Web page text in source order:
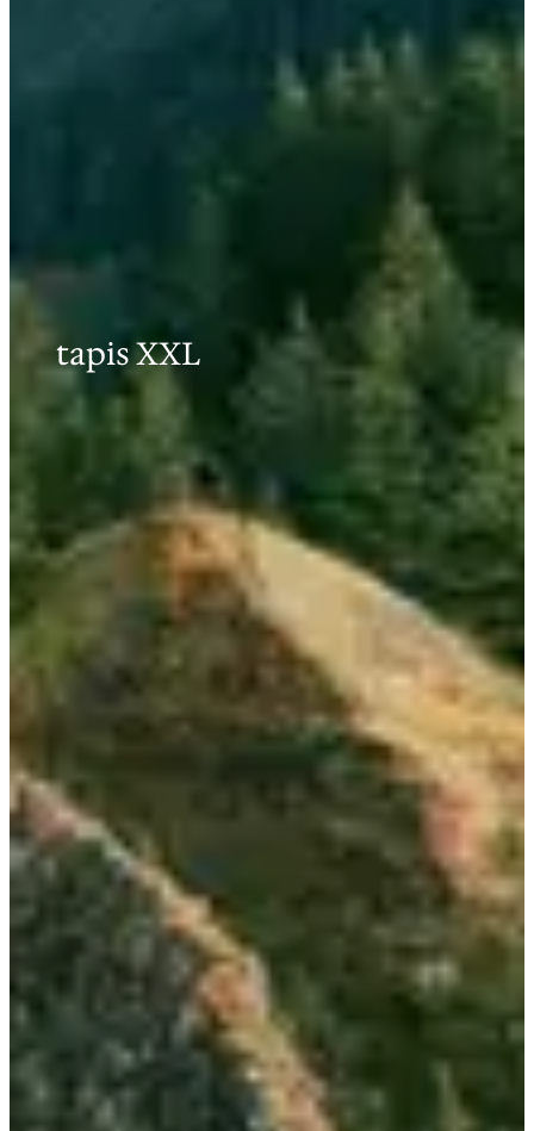
tapis XXL